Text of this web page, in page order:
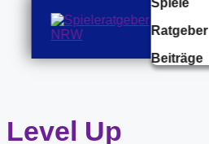
Sprache
Spiele
Ratgeber
Beiträge
Level Up